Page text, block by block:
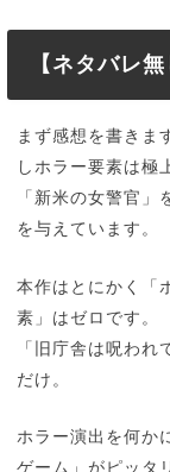
【ネタバレ
まず感想を書きま
しホラー要素は極
「新米の女警官
を与えています。
本作はとにかく「
素」はゼロです。
「旧庁舎は呪わ
だけ。
ホラー演出を何か
ゲーム」がピッタ